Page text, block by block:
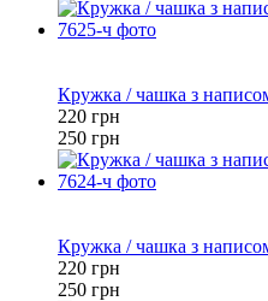
Кружка / чашка з
220 грн
250 грн
Кружка / чашка з
220 грн
250 грн